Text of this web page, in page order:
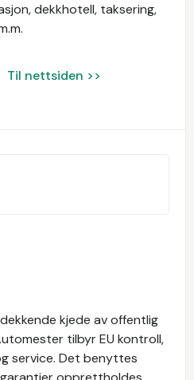
dekkhotell, taksering,
Til nettsiden >>
kjede av offentlig
tilbyr EU kontroll,
service. Det benyttes